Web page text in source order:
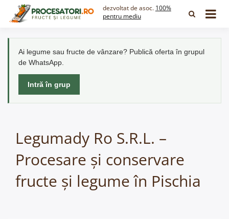
dezvoltat de asoc. 100%
pentru mediu
Ai legume sau fructe de vânzare? Publică oferta în grupul
de WhatsApp.
Intră în grup
Legumady Ro S.R.L. –
Procesare și conservare
fructe și legume în Pischia